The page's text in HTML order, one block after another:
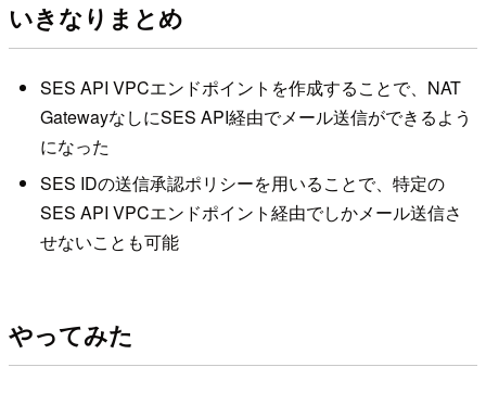
いきなりまとめ
SES API VPCエンドポイントを作成することで、NAT
GatewayなしにSES API経由でメール送信ができるよう
になった
SES IDの送信承認ポリシーを用いることで、特定の
SES API VPCエンドポイント経由でしかメール送信さ
せないことも可能
やってみた